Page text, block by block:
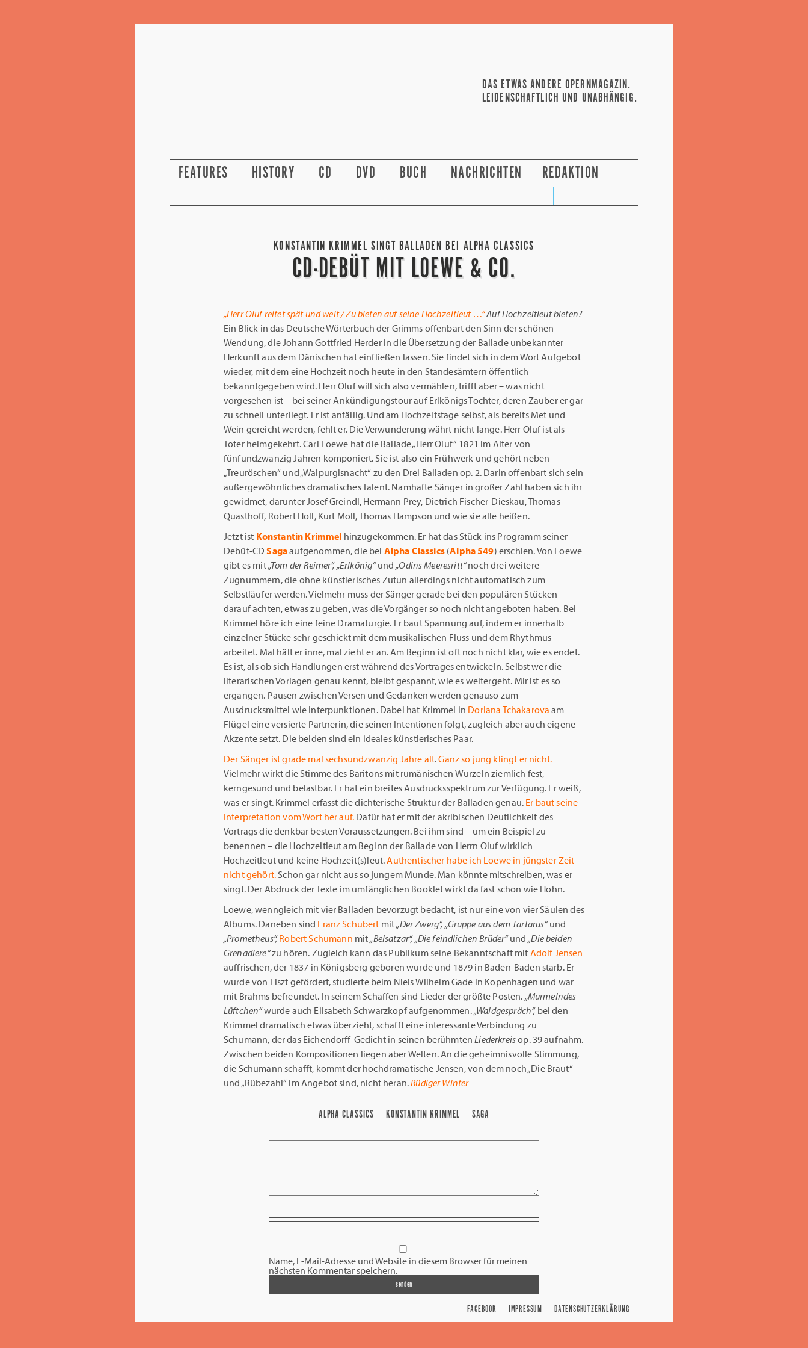
DAS ETWAS ANDERE OPERNMAGAZIN.
LEIDENSCHAFTLICH UND UNABHÄNGIG.
FEATURES HISTORY CD DVD BUCH NACHRICHTEN REDAKTION
KONSTANTIN KRIMMEL SINGT BALLADEN BEI ALPHA CLASSICS
CD-DEBÜT MIT LOEWE & CO.
„Herr Oluf reitet spät und weit / Zu bieten auf seine Hochzeitleut …“Auf Hochzeitleut bieten?
Ein Blick in das Deutsche Wörterbuch der Grimms offenbart den Sinn der schönen
Wendung, die Johann Gottfried Herder in die Übersetzung der Ballade unbekannter
Herkunft aus dem Dänischen hat einfließen lassen. Sie findet sich in dem Wort Aufgebot
wieder, mit dem eine Hochzeit noch heute in den Standesämtern öffentlich
bekanntgegeben wird. Herr Oluf will sich also vermählen, trifft aber – was nicht
vorgesehen ist – bei seiner Ankündigungstour auf Erlkönigs Tochter, deren Zauber er gar
zu schnell unterliegt. Er ist anfällig. Und am Hochzeitstage selbst, als bereits Met und
Wein gereicht werden, fehlt er. Die Verwunderung währt nicht lange. Herr Oluf ist als
Toter heimgekehrt. Carl Loewe hat die Ballade „Herr Oluf“ 1821 im Alter von
fünfundzwanzig Jahren komponiert. Sie ist also ein Frühwerk und gehört neben
„Treuröschen“ und „Walpurgisnacht“ zu den Drei Balladen op. 2. Darin offenbart sich sein
außergewöhnliches dramatisches Talent. Namhafte Sänger in großer Zahl haben sich ihr
gewidmet, darunter Josef Greindl, Hermann Prey, Dietrich Fischer-Dieskau, Thomas
Quasthoff, Robert Holl, Kurt Moll, Thomas Hampson und wie sie alle heißen.
Jetzt ist Konstantin Krimmel hinzugekommen. Er hat das Stück ins Programm seiner
Debüt-CDSagaaufgenommen, die bei Alpha Classics(Alpha 549) erschien. Von Loewe
gibt es mit„Tom der Reimer“, „Erlkönig“und „Odins Meeresritt“noch drei weitere
Zugnummern, die ohne künstlerisches Zutun allerdings nicht automatisch zum
Selbstläufer werden. Vielmehr muss der Sänger gerade bei den populären Stücken
darauf achten, etwas zu geben, was die Vorgänger so noch nicht angeboten haben. Bei
Krimmel höre ich eine feine Dramaturgie. Er baut Spannung auf, indem er innerhalb
einzelner Stücke sehr geschickt mit dem musikalischen Fluss und dem Rhythmus
arbeitet. Mal hält er inne, mal zieht er an. Am Beginn ist oft noch nicht klar, wie es endet.
Es ist, als ob sich Handlungen erst während des Vortrages entwickeln. Selbst wer die
literarischen Vorlagen genau kennt, bleibt gespannt, wie es weitergeht. Mir ist es so
ergangen. Pausen zwischen Versen und Gedanken werden genauso zum
Ausdrucksmittel wie Interpunktionen. Dabei hat Krimmel in Doriana Tchakarova am
Flügel eine versierte Partnerin, die seinen Intentionen folgt, zugleich aber auch eigene
Akzente setzt. Die beiden sind ein ideales künstlerisches Paar.
Der Sänger ist grade mal sechsundzwanzig Jahre alt.Ganz so jung klingt er nicht.
Vielmehr wirkt die Stimme des Baritons mit rumänischen Wurzeln ziemlich fest,
kerngesund und belastbar. Er hat ein breites Ausdrucksspektrum zur Verfügung. Er weiß,
was er singt. Krimmel erfasst die dichterische Struktur der Balladen genau. Er baut seine
Interpretation vom Wort her auf. Dafür hat er mit der akribischen Deutlichkeit des
Vortrags die denkbar besten Voraussetzungen. Bei ihm sind – um ein Beispiel zu
benennen – die Hochzeitleut am Beginn der Ballade von Herrn Oluf wirklich
Hochzeitleut und keine Hochzeit(s)leut.Authentischer habe ich Loewe in jüngster Zeit
nicht gehört. Schon gar nicht aus so jungem Munde. Man könnte mitschreiben, was er
singt. Der Abdruck der Texte im umfänglichen Booklet wirkt da fast schon wie Hohn.
Loewe, wenngleich mit vier Balladen bevorzugt bedacht, ist nur eine von vier Säulen des
Albums. Daneben sind Franz Schubert mit„Der Zwerg“, „Gruppe aus dem Tartarus“und
„Prometheus“,Robert Schumann mit„Belsatzar“, „Die feindlichen Brüder“und„Die beiden
Grenadiere“zu hören. Zugleich kann das Publikum seine Bekanntschaft mit Adolf Jensen
auffrischen, der 1837 in Königsberg geboren wurde und 1879 in Baden-Baden starb. Er
wurde von Liszt gefördert, studierte beim Niels Wilhelm Gade in Kopenhagen und war
mit Brahms befreundet. In seinem Schaffen sind Lieder der größte Posten. „Murmelndes
Lüftchen“wurde auch Elisabeth Schwarzkopf aufgenommen.„Waldgespräch“,bei den
Krimmel dramatisch etwas überzieht, schafft eine interessante Verbindung zu
Schumann, der das Eichendorff-Gedicht in seinen berühmtenLiederkreisop. 39 aufnahm.
Zwischen beiden Kompositionen liegen aber Welten. An die geheimnisvolle Stimmung,
die Schumann schafft, kommt der hochdramatische Jensen, von dem noch „Die Braut“
und „Rübezahl“ im Angebot sind, nicht heran.Rüdiger Winter
ALPHA CLASSICS KONSTANTIN KRIMMEL SAGA
Name, E-Mail-Adresse und Website in diesem Browser für meinen
nächsten Kommentar speichern.
DATENSCHUTZERKLÄRUNG
IMPRESSUM
FACEBOOK